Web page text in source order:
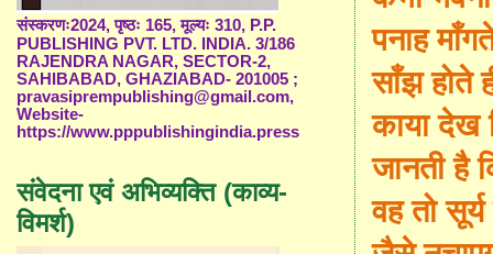
पनाह
साँझ होते
काया देख
जानती है
वह तो
संस्करणः2024, पृष्ठः 165, मूल्यः 310, P.P.
PUBLISHING PVT. LTD. INDIA. 3/186
RAJENDRA NAGAR, SECTOR-2,
SAHIBABAD, GHAZIABAD- 201005 ;
pravasiprempublishing@gmail.com,
Website-
https://www.pppublishingindia.press
संवेदना एवं अभिव्यक्ति (काव्य-
विमर्श)